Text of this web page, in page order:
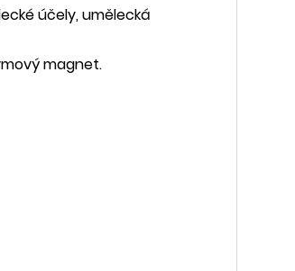
účely, umělecká
magnet.